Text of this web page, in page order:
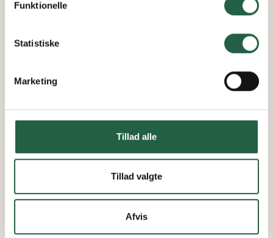
personlige oplysninger
Funktionelle
Statistiske
Marketing
Tillad alle
Tillad valgte
Afvis